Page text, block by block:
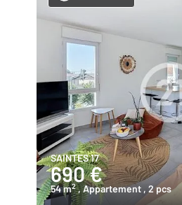
SAINTES 17
690 €
54 m2 , Appartement , 2 pcs